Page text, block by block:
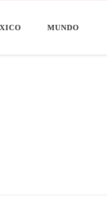
MUNDO